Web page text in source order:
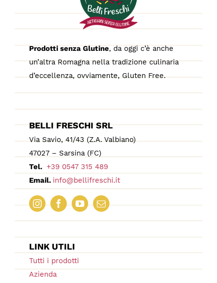
Prodotti senza Glutine, da oggi c’è anche
un’altra Romagna nella tradizione culinaria
d’eccellenza, ovviamente, Gluten Free.
BELLI FRESCHI SRL
Via Savio, 41/43 (Z.A. Valbiano)
47027 – Sarsina (FC)
Tel. +39 0547 315 489
Email. info@bellifreschi.it
LINK UTILI
Tutti i prodotti
Azienda